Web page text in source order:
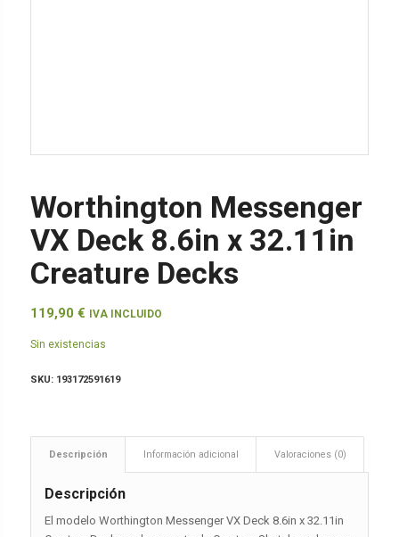
Worthington Messenger
VX Deck 8.6in x 32.11in
Creature Decks
119,90 € IVA INCLUIDO
Sin existencias
SKU: 193172591619
Descripción Información adicional Valoraciones (0)
Descripción
El modelo Worthington Messenger VX Deck 8.6in x 32.11in